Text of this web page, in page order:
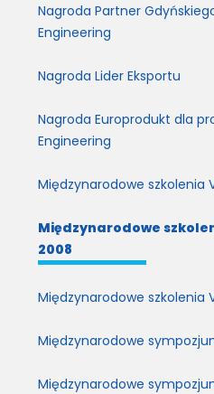
Nagroda Partner
Engineering
Nagroda Lider Eksportu
Nagroda Europrodukt dla
Engineering
Międzynarodowe szkolenia
Międzynarodowe
2008
Międzynarodowe szkolenia
Międzynarodowe
Międzynarodowe